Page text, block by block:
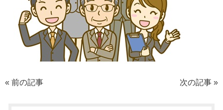
« 前の記事 次の記事 »